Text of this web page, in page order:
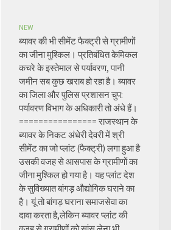
NEW
ब्यावर की भी सीमेंट फैक्ट्री से ग्रामीणों
का जीना मुश्किल। प्रतिबंधित केमिकल
कचरे के इस्तेमाल से पर्यावरण, पानी
जमीन सब कुछ खराब हो रहा है। ब्यावर
का जिला और पुलिस प्रशासन चुप:
पर्यावरण विभाग के अधिकारी तो अंधे हैं।
================ राजस्थान के
ब्यावर के निकट अंधेरी देवरी में श्री
सीमेंट का जो प्लांट (फैक्ट्री) लगा हुआ है
उसकी वजह से आसपास के ग्रामीणों का
जीना मुश्किल हो गया है। यह प्लांट देश
के सुविख्यात बांगड़ औद्योगिक घराने का
है। यूं तो बांगड़ घराना समाजसेवा का
दावा करता है,लेकिन ब्यावर प्लांट की